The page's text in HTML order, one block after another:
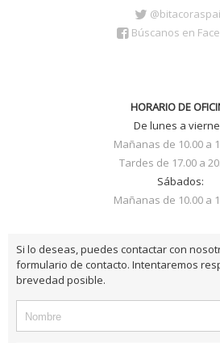
Búscanos en
HORARIO DE
De lunes a
Mañanas de 10.00 a
Tardes de 17.00 a
Sábados:
Mañanas de 10.00 a
Si lo deseas, puedes contactar con
formulario de contacto. Intentaremos
brevedad posible.